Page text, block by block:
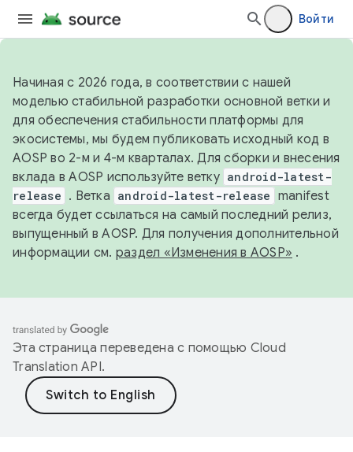
Войти
Начиная с 2026 года, в соответствии с нашей
моделью стабильной разработки основной ветки и
для обеспечения стабильности платформы для
экосистемы, мы будем публиковать исходный код в
AOSP во 2-м и 4-м кварталах. Для сборки и внесения
вклада в AOSP используйте ветку android-latest-
release . Ветка android-latest-release manifest
всегда будет ссылаться на самый последний релиз,
выпущенный в AOSP. Для получения дополнительной
информации см. раздел «Изменения в AOSP» .
Эта страница переведена с помощью Cloud
Translation API.